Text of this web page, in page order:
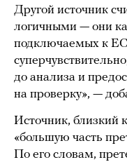
Другой источник
логичными — они
подключаемых к
до анализа и
на проверку», —
Источник, близкий
«большую часть
По его словам,